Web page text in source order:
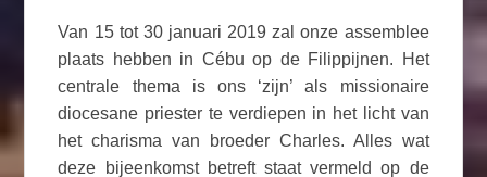
Van 15 tot 30 januari 2019 zal onze assemblee
plaats hebben in Cébu op de Filippijnen. Het
centrale thema is ons ‘zijn’ als missionaire
diocesane priester te verdiepen in het licht van
het charisma van broeder Charles. Alles wat
deze bijeenkomst betreft staat vermeld op de